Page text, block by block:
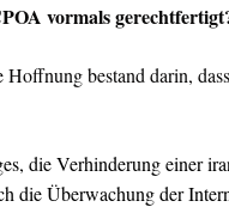
vormals
bestand darin,
die Verhinderung einer
die Überwachung der